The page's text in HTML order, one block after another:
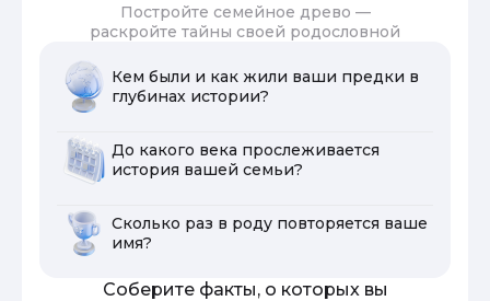
Постройте семейное древо —
раскройте тайны своей родословной
Кем были и как жили ваши предки в
глубинах истории?
До какого века прослеживается
история вашей семьи?
Сколько раз в роду повторяется ваше
имя?
Соберите факты, о которых вы